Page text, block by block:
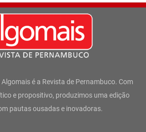
é a Revista de Pernambuco. Com
e propositivo, produzimos uma edição
pautas ousadas e inovadoras.